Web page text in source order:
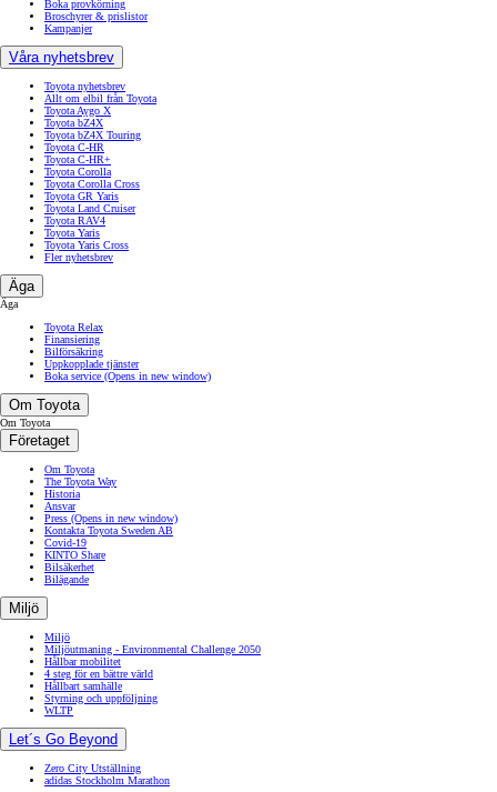
Boka provkörning
Broschyrer & prislistor
Kampanjer
Våra nyhetsbrev
Toyota nyhetsbrev
Allt om elbil från Toyota
Toyota Aygo X
Toyota bZ4X
Toyota bZ4X Touring
Toyota C-HR
Toyota C-HR+
Toyota Corolla
Toyota Corolla Cross
Toyota GR Yaris
Toyota Land Cruiser
Toyota RAV4
Toyota Yaris
Toyota Yaris Cross
Fler nyhetsbrev
Äga
Äga
Toyota Relax
Finansiering
Bilförsäkring
Uppkopplade tjänster
Boka service (Opens in new window)
Om Toyota
Om Toyota
Företaget
Om Toyota
The Toyota Way
Historia
Ansvar
Press (Opens in new window)
Kontakta Toyota Sweden AB
Covid-19
KINTO Share
Bilsäkerhet
Bilägande
Miljö
Miljö
Miljöutmaning - Environmental Challenge 2050
Hållbar mobilitet
4 steg för en bättre värld
Hållbart samhälle
Styrning och uppföljning
WLTP
Let´s Go Beyond
Zero City Utställning
adidas Stockholm Marathon